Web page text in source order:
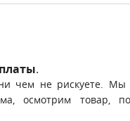
.
чем не рискуете. Мы
осмотрим товар,